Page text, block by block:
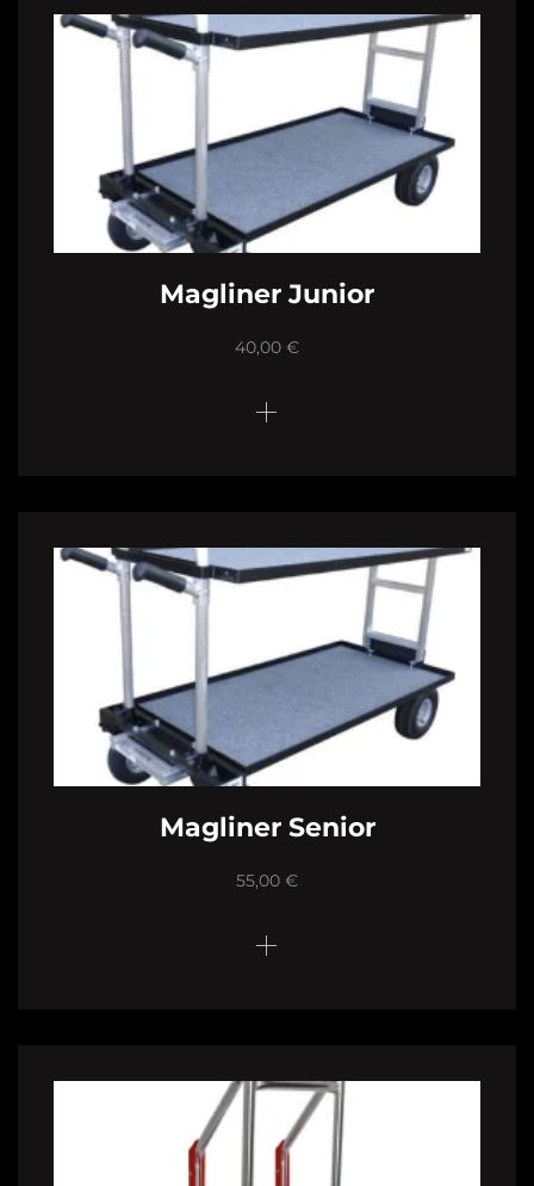
Magliner Junior
40,00 €
Magliner Senior
55,00 €